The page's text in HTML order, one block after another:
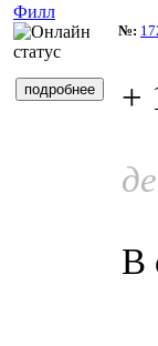
Филл
№:
+
В